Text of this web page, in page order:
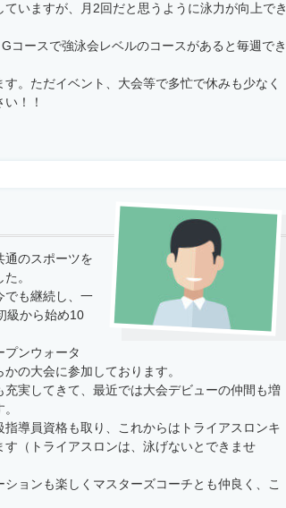
いますが、月2回だと思うように泳力が向上でき
コースで強泳会レベルのコースがあると毎週でき
。ただイベント、大会等で多忙で休みも少なく
！！
通のスポーツを
。
でも継続し、一
級から始め10
プンウォータ
の大会に参加しております。
実してきて、最近では大会デビューの仲間も増
導員資格も取り、これからはトライアスロンキ
（トライアスロンは、泳げないとできませ
ョンも楽しくマスターズコーチとも仲良く、こ